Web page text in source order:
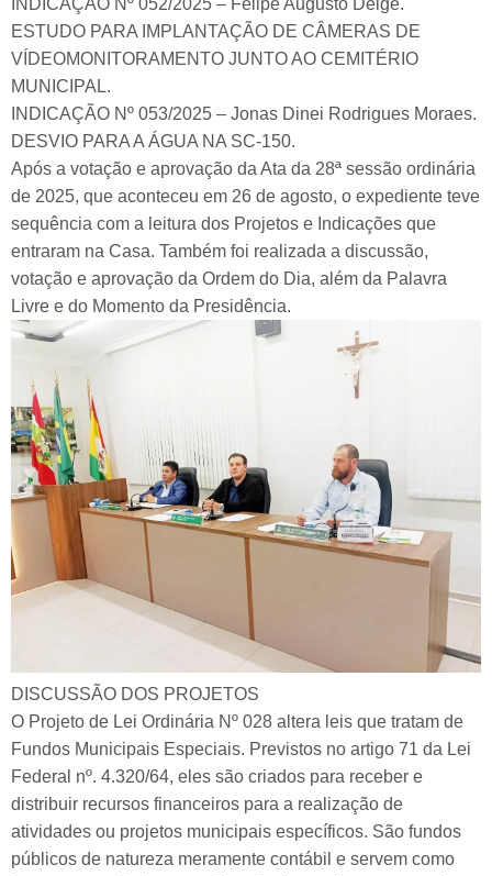
INDICAÇÃO Nº 052/2025 – Felipe Augusto Deige.
ESTUDO PARA IMPLANTAÇÃO DE CÂMERAS DE
VÍDEOMONITORAMENTO JUNTO AO CEMITÉRIO
MUNICIPAL.
INDICAÇÃO Nº 053/2025 – Jonas Dinei Rodrigues Moraes.
DESVIO PARA A ÁGUA NA SC-150.
Após a votação e aprovação da Ata da 28ª sessão ordinária
de 2025, que aconteceu em 26 de agosto, o expediente teve
sequência com a leitura dos Projetos e Indicações que
entraram na Casa. Também foi realizada a discussão,
votação e aprovação da Ordem do Dia, além da Palavra
Livre e do Momento da Presidência.
DISCUSSÃO DOS PROJETOS
O Projeto de Lei Ordinária Nº 028 altera leis que tratam de
Fundos Municipais Especiais. Previstos no artigo 71 da Lei
Federal nº. 4.320/64, eles são criados para receber e
distribuir recursos financeiros para a realização de
atividades ou projetos municipais específicos. São fundos
públicos de natureza meramente contábil e servem como